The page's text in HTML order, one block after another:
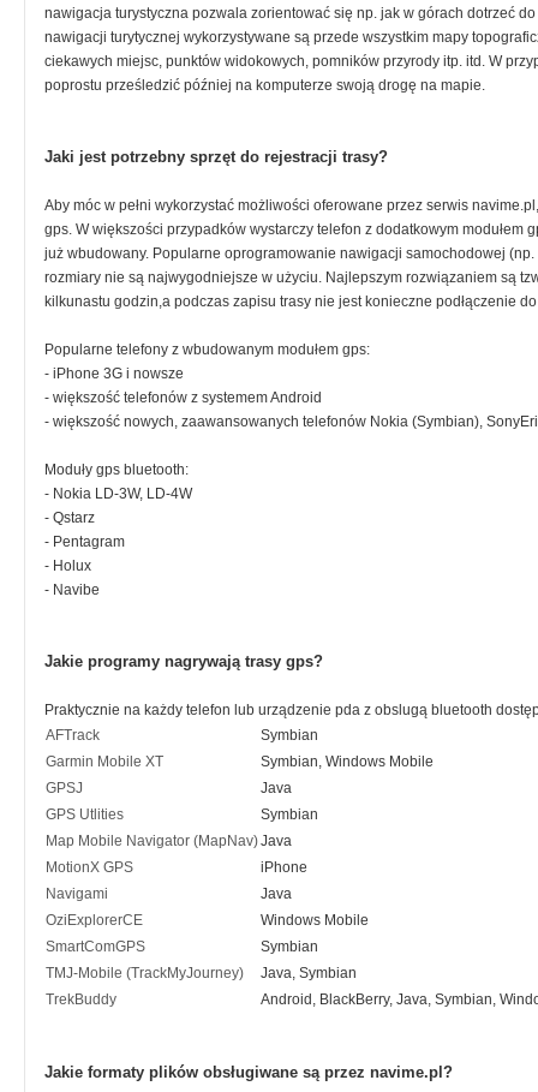
nawigacja turystyczna pozwala zorientować się np. jak w górach dotrzeć
nawigacji turytycznej wykorzystywane są przede wszystkim mapy
ciekawych miejsc, punktów widokowych, pomników przyrody itp. itd. W
poprostu prześledzić później na komputerze swoją drogę na mapie.
Jaki jest potrzebny sprzęt do rejestracji trasy?
Aby móc w pełni wykorzystać możliwości oferowane przez serwis
gps. W większości przypadków wystarczy telefon z dodatkowym
już wbudowany. Popularne oprogramowanie nawigacji samochodowej
rozmiary nie są najwygodniejsze w użyciu. Najlepszym rozwiązaniem są
kilkunastu godzin,a podczas zapisu trasy nie jest konieczne podłączenie
Popularne telefony z wbudowanym modułem gps:
- iPhone 3G i nowsze
- większość telefonów z systemem Android
- większość nowych, zaawansowanych telefonów Nokia (Symbian),
Moduły gps bluetooth:
- Nokia LD-3W, LD-4W
- Qstarz
- Pentagram
- Holux
- Navibe
Jakie programy nagrywają trasy gps?
Praktycznie na każdy telefon lub urządzenie pda z obslugą bluetooth
AFTrack
Symbian
Garmin Mobile XT
Symbian, Windows Mobile
GPSJ
Java
GPS Utlities
Symbian
Map Mobile Navigator (MapNav)Java
MotionX GPS
iPhone
Navigami
Java
OziExplorerCE
Windows Mobile
SmartComGPS
Symbian
TMJ-Mobile (TrackMyJourney)
Java, Symbian
TrekBuddy
Android, BlackBerry, Java, Symbian,
Jakie formaty plików obsługiwane są przez navime.pl?